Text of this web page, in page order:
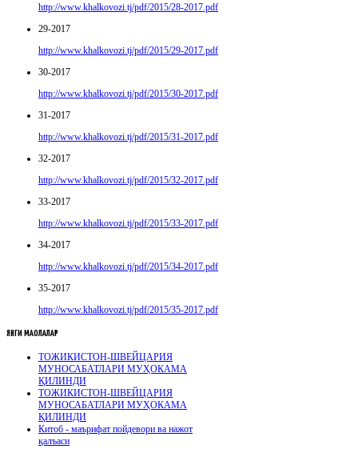
http://www.khalkovozi.tj/pdf/2015/28-2017.pdf
29-2017
http://www.khalkovozi.tj/pdf/2015/29-2017.pdf
30-2017
http://www.khalkovozi.tj/pdf/2015/30-2017.pdf
31-2017
http://www.khalkovozi.tj/pdf/2015/31-2017.pdf
32-2017
http://www.khalkovozi.tj/pdf/2015/32-2017.pdf
33-2017
http://www.khalkovozi.tj/pdf/2015/33-2017.pdf
34-2017
http://www.khalkovozi.tj/pdf/2015/34-2017.pdf
35-2017
http://www.khalkovozi.tj/pdf/2015/35-2017.pdf
ЯНГИ МАҚОЛАЛАР
ТОЖИКИСТОН-ШВЕЙЦАРИЯ
МУНОСАБАТЛАРИ МУҲОКАМА
ҚИЛИНДИ
ТОЖИКИСТОН-ШВЕЙЦАРИЯ
МУНОСАБАТЛАРИ МУҲОКАМА
ҚИЛИНДИ
Китоб - маърифат пойдевори ва нажот
қалъаси